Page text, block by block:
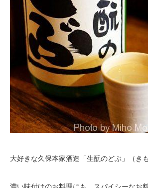
大好きな久保本家酒造「生酛のどぶ」（き